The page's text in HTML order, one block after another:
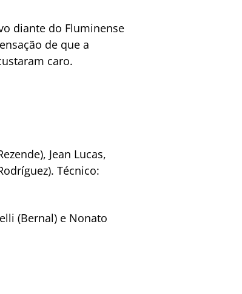
diante do Fluminense
de que a
caro.
Jean Lucas,
Técnico:
(Bernal) e Nonato